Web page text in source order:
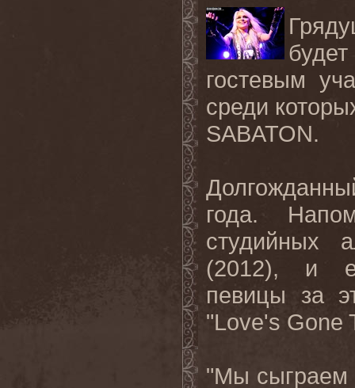
гостевым
среди
SABATON.
года.
студийных
(2012), и
певицы за
"Love's Gone
"Мы сыграем